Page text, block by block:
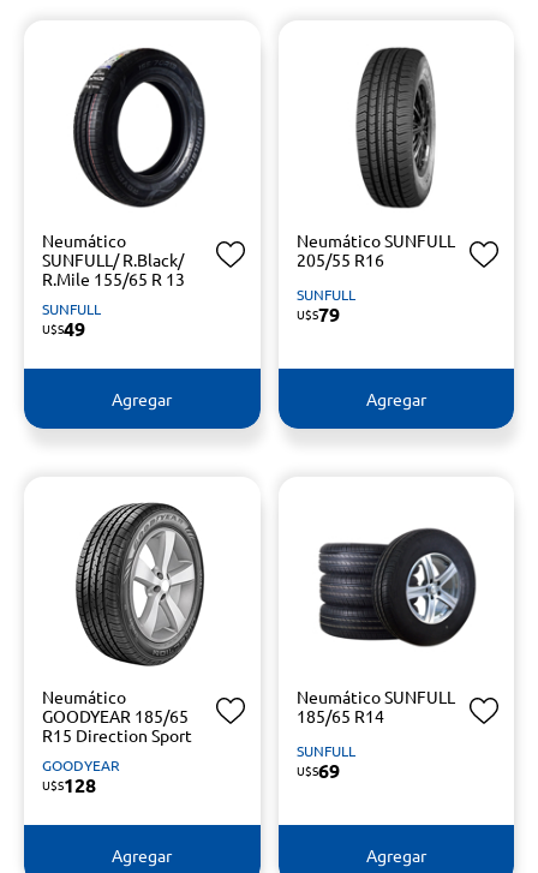
Neumático
SUNFULL/ R.Black/
R.Mile 155/65 R 13
SUNFULL
U$S49
Agregar
Neumático SUNFULL
205/55 R16
SUNFULL
U$S79
Agregar
Neumático
GOODYEAR 185/65
R15 Direction Sport
GOODYEAR
U$S128
Agregar
Neumático SUNFULL
185/65 R14
SUNFULL
U$S69
Agregar